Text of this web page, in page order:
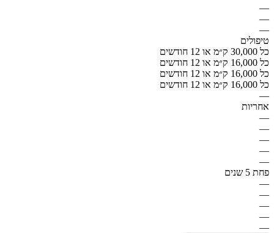
—
—
—
טיפולים
כל 30,000 ק״מ או 12 חודשים
כל 16,000 ק״מ או 12 חודשים
כל 16,000 ק״מ או 12 חודשים
כל 16,000 ק״מ או 12 חודשים
—
אחריות
—
—
—
—
—
פחת 5 שנים
—
—
—
—
—